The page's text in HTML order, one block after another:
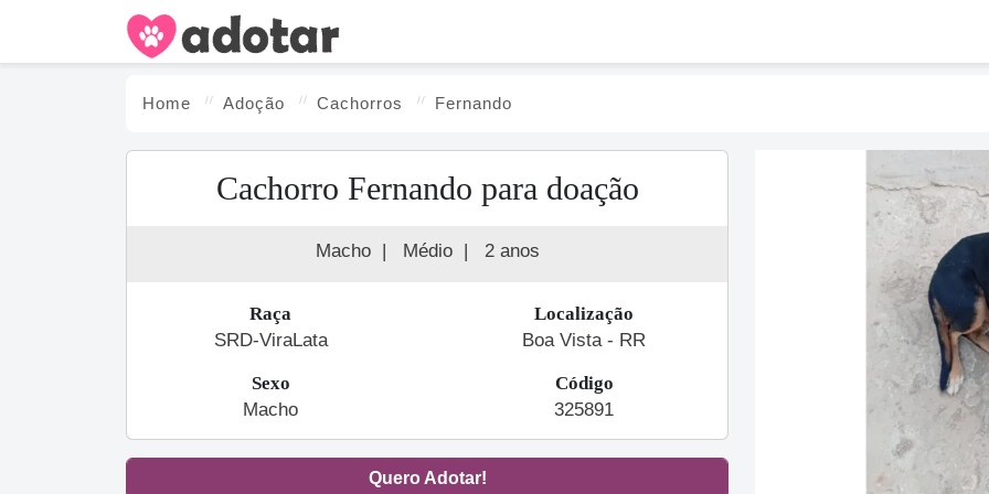
Home Adoção Cachorros Fernando
Cachorro Fernando para doação
Macho | Médio | 2 anos
Raça
SRD-ViraLata
Localização
Boa Vista - RR
Sexo
Macho
Código
325891
Quero Adotar!